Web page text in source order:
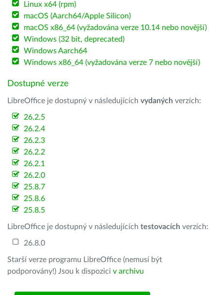
Linux x64 (rpm)
macOS (Aarch64/Apple Silicon)
macOS x86_64 (vyžadována verze 10.14 nebo novější)
Windows (32 bit, deprecated)
Windows Aarch64
Windows x86_64 (vyžadována verze 7 nebo novější)
Dostupné verze
LibreOffice je dostupný v následujících vydaných verzích:
26.2.5
26.2.4
26.2.3
26.2.2
26.2.1
26.2.0
25.8.7
25.8.6
25.8.5
LibreOffice je dostupný v následujících testovacích verzích:
26.8.0
Starší verze programu LibreOffice (nemusí být
podporovány!) Jsou k dispozici v archivu